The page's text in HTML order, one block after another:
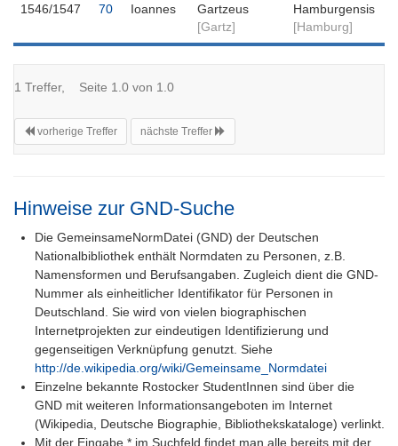
1546/1547 70 Ioannes
Gartzeus
[Gartz]
Hamburgensis
[Hamburg]
1 Treffer, Seite 1.0 von 1.0
vorherige Treffer nächste Treffer
Hinweise zur GND-Suche
Die GemeinsameNormDatei (GND) der Deutschen
Nationalbibliothek enthält Normdaten zu Personen, z.B.
Namensformen und Berufsangaben. Zugleich dient die GND-
Nummer als einheitlicher Identifikator für Personen in
Deutschland. Sie wird von vielen biographischen
Internetprojekten zur eindeutigen Identifizierung und
gegenseitigen Verknüpfung genutzt. Siehe
http://de.wikipedia.org/wiki/Gemeinsame_Normdatei
Einzelne bekannte Rostocker StudentInnen sind über die
GND mit weiteren Informationsangeboten im Internet
(Wikipedia, Deutsche Biographie, Bibliothekskataloge) verlinkt.
Mit der Eingabe * im Suchfeld findet man alle bereits mit der